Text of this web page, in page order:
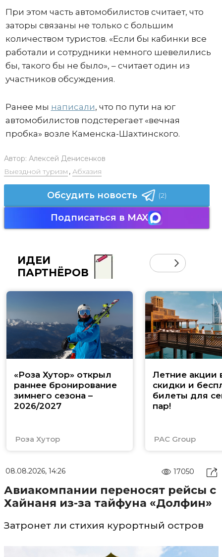
При этом часть автомобилистов считает, что
заторы связаны не только с большим
количеством туристов. «Если бы кабинки все
работали и сотрудники немного шевелились
бы, такого бы не было», – считает один из
участников обсуждения.
Ранее мы написали, что по пути на юг
автомобилистов подстерегает «вечная
пробка» возле Каменска-Шахтинского.
Автор: Алексей Денисенков
Выездной туризм , Абхазия
Обсудить новость (2)
Подписаться в MAX
ИДЕИ
ПАРТНЁРОВ
«Роза Хутор» открыл
раннее бронирование
зимнего сезона –
2026/2027
Роза Хутор
Летние акции
скидки и
билеты для
пар!
PAC Group
08.08.2026, 14:26 17050
Авиакомпании переносят рейсы с
Хайнаня из-за тайфуна «Долфин»
Затронет ли стихия курортный остров